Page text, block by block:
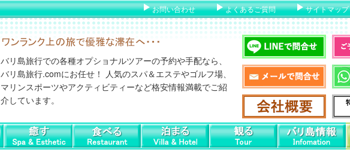
サイトマップ
よくあるご質問
お問い合わせ
バリ島旅行での各種オプショナルツアーの予約や手配なら、
バリ島旅行.comにお任せ！ 人気のスパ＆エステやゴルフ場、
マリンスポーツやアクティビティーなど格安情報満載でご紹
介しています。